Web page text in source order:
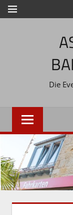
Zum
Inhalt
MENÜ
Die